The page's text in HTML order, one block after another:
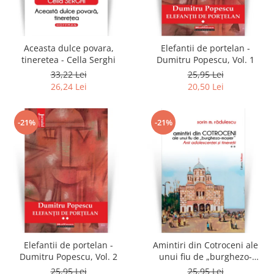
Literatura
Contemporana
Moderna
Universala
Universala
Non-fictiune
Calatorii
Memorii
Publicistica / Reportaje / Interviuri
Stiinte umaniste
Sociologie si filozofie
Aceasta dulce povara,
tineretea - Cella Serghi
33,22 Lei
26,24 Lei
Elefantii de portelan -
Dumitru Popescu, Vol. 1
25,95 Lei
20,50 Lei
-21%
Elefantii de portelan -
Dumitru Popescu, Vol. 2
25,95 Lei
-21%
Amintiri din Cotroceni ale
unui fiu de „burghezo-
mosier”.Vol.2 - Sorin M.
25,95 Lei